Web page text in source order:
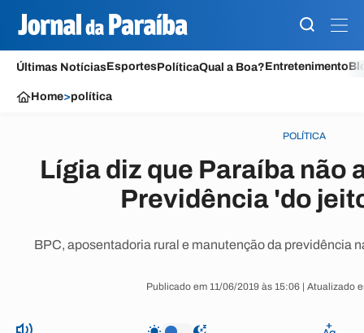
Últimas NotíciasEsportesPolíticaQual a Boa?Entretenimento
Home>política
POLÍTICA
Lígia diz que Paraíba não
Previdência 'do
BPC, aposentadoria rural e manutenção da previdência
Publicado em 11/06/2019 às 15:06 | Atualizado